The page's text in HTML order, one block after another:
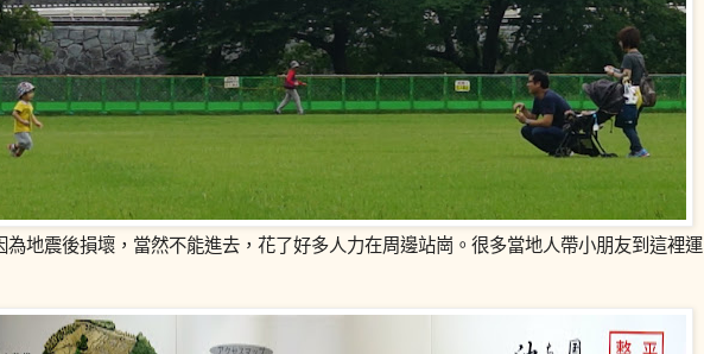
為地震後損壞，當然不能進去，花了好多人力在周邊站崗。很多當地人帶小朋友到這裡運